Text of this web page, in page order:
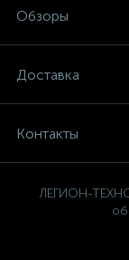
Обзоры
Доставка
Контакты
ЛЕГИОН-